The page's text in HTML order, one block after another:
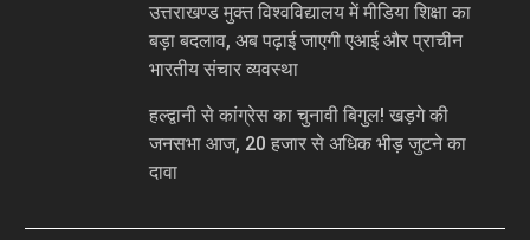
उत्तराखण्ड मुक्त विश्वविद्यालय में मीडिया शिक्षा का
बड़ा बदलाव, अब पढ़ाई जाएगी एआई और प्राचीन
भारतीय संचार व्यवस्था
हल्द्वानी से कांग्रेस का चुनावी बिगुल! खड़गे की
जनसभा आज, 20 हजार से अधिक भीड़ जुटने का
दावा